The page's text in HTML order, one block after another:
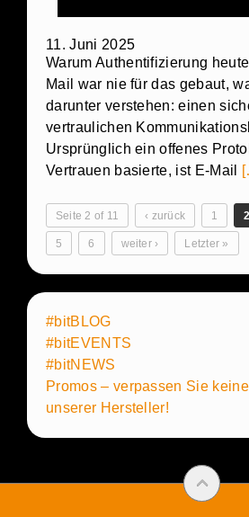
11. Juni 2025
Warum Authentifizierung
Mail war nie für das gebaut,
darunter verstehen: einen
vertraulichen
Ursprünglich ein offenes
Vertrauen basierte, ist E-Mail
Seite 2 of 11 ‹ zurück 1 2
5 6 weiter › Letzter »
#bitBLOG
#bitEVENTS
#bitNEWS
Promos – verpassen Sie
unserer Hersteller!